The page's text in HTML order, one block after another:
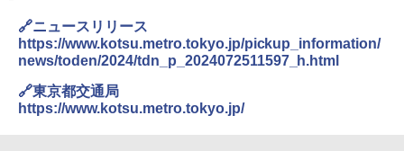
￥6,459
USB充電式 高精度 超長距離照射 長時間使用
🔗ニュースリリース
https://www.kotsu.metro.tokyo.jp/pickup_information/
news/toden/2024/tdn_p_2024072511597_h.html
🔗東京都交通局
https://www.kotsu.metro.tokyo.jp/